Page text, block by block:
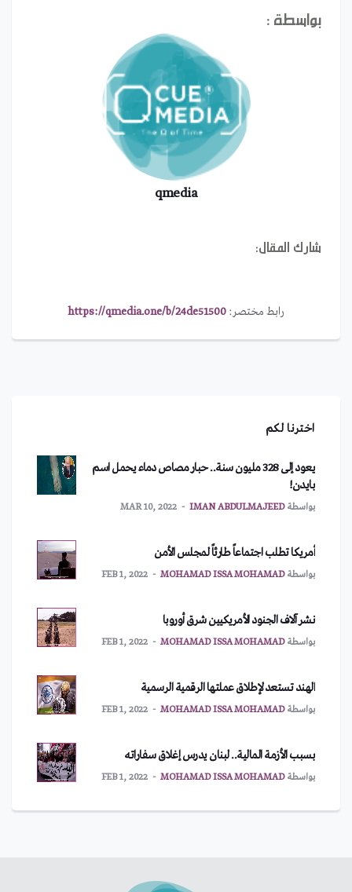
بواسطة :
qmedia
شارك المقال:
رابط مختصر: https://qmedia.one/b/24de51500
اخترنا لكم
يعود إلى 328 مليون سنة.. حبار مصاص دماء يحمل اسم
بايدن!
بواسطةIMAN ABDULMAJEED
MAR 10, 2022
أمريكا تطلب اجتماعاً طارئاً لمجلس الأمن
بواسطةMOHAMAD ISSA MOHAMAD
FEB 1, 2022
نشر آلاف الجنود الأمريكيين شرق أوروبا
بواسطةMOHAMAD ISSA MOHAMAD
FEB 1, 2022
الهند تستعد لإطلاق عملتها الرقمية الرسمية
بواسطةMOHAMAD ISSA MOHAMAD
FEB 1, 2022
بسبب الأزمة المالية.. لبنان يدرس إغلاق سفاراته
بواسطةMOHAMAD ISSA MOHAMAD
FEB 1, 2022